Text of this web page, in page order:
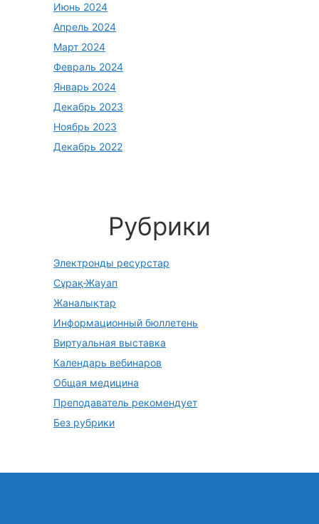
Июнь 2024
Апрель 2024
Март 2024
Февраль 2024
Январь 2024
Декабрь 2023
Ноябрь 2023
Декабрь 2022
Рубрики
Электронды ресурстар
Сұрақ-Жауап
Жаналықтар
Информационный бюллетень
Виртуальная выставка
Календарь вебинаров
Общая медицина
Преподаватель рекомендует
Без рубрики